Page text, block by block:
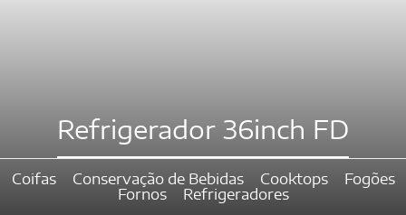
Refrigerador 36inch FD
Coifas Conservação de Bebidas Cooktops
Fogões
Fornos
Refrigeradores